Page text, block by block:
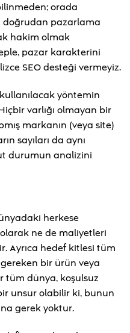
orada
doğrudan pazarlama
hakim olmak
pazar karakterini
SEO desteği vermeyiz.
yöntemin
varlığı olmayan bir
markanın (veya site)
sayıları da aynı
durumun analizini
herkese
ne de maliyetleri
Ayrıca hedef kitlesi tüm
bir ürün veya
tüm dünya, koşulsuz
unsur olabilir ki, bunun
gerek yoktur.